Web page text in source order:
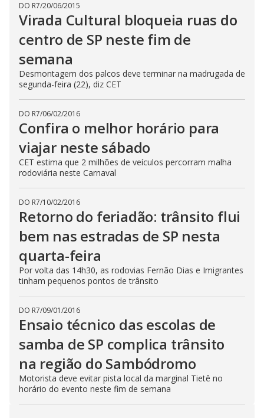
DO R7/20/06/2015
Virada Cultural bloqueia ruas do
centro de SP neste fim de
semana
Desmontagem dos palcos deve terminar na madrugada de
segunda-feira (22), diz CET
DO R7/06/02/2016
Confira o melhor horário para
viajar neste sábado
CET estima que 2 milhões de veículos percorram malha
rodoviária neste Carnaval
DO R7/10/02/2016
Retorno do feriadão: trânsito flui
bem nas estradas de SP nesta
quarta-feira
Por volta das 14h30, as rodovias Fernão Dias e Imigrantes
tinham pequenos pontos de trânsito
DO R7/09/01/2016
Ensaio técnico das escolas de
samba de SP complica trânsito
na região do Sambódromo
Motorista deve evitar pista local da marginal Tietê no
horário do evento neste fim de semana